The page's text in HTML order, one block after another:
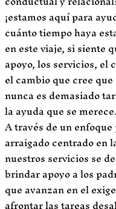
¡estamos aquí para
cuánto tiempo haya
en este viaje, si siente
apoyo, los servicios, el
el cambio que cree
nunca es demasiado
la ayuda que se merece.
A través de un
arraigado centrado en
nuestros servicios se
brindar apoyo a los
que avanzan en el